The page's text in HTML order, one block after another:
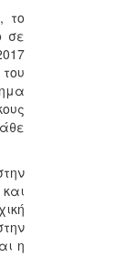
το
σε
η